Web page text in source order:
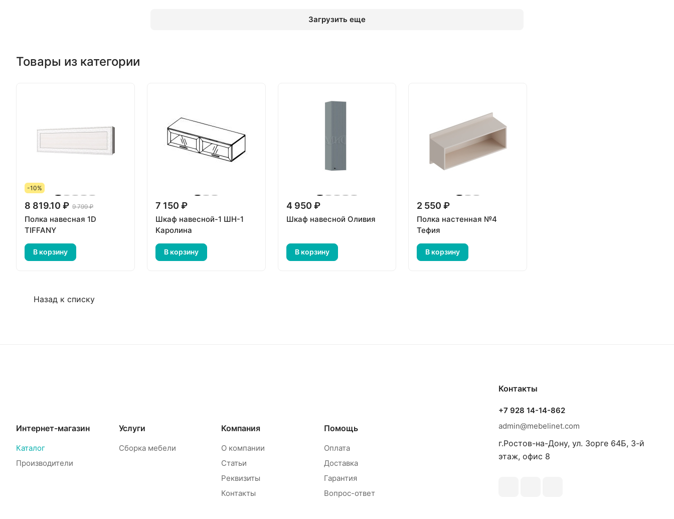
Загрузить еще
Товары из категории
-10%
8 819.10 ₽ 9 799 ₽
Полка навесная 1D
TIFFANY
В корзину
7 150 ₽
Шкаф навесной-1 ШН-1
Каролина
В корзину
4 950 ₽
Шкаф навесной Оливия
В корзину
2 550 ₽
Полка настенная №4
Тефия
В корзину
Назад к списку
Интернет-магазин
Каталог
Производители
Услуги
Сборка мебели
Компания
О компании
Статьи
Реквизиты
Контакты
Помощь
Оплата
Доставка
Гарантия
Вопрос-ответ
Контакты
+7 928 14-14-862
admin@mebelinet.com
г.Ростов-на-Дону, ул. Зорге 64Б, 3-й
этаж, офис 8